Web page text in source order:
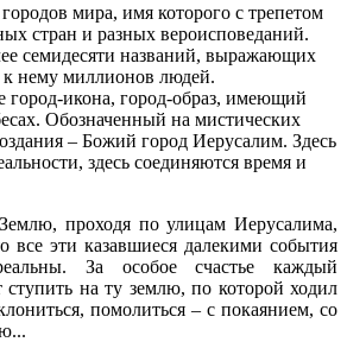
мира, имя которого с трепетом
стран и разных вероисповеданий.
семидесяти названий, выражающих
нему миллионов людей.
икона, город-образ, имеющий
Обозначенный на мистических
– Божий город Иерусалим. Здесь
здесь соединяются время и
проходя по улицам Иерусалима,
все эти казавшиеся далекими события
За особое счастье каждый
ступить на ту землю, по которой ходил
помолиться – с покаянием, со